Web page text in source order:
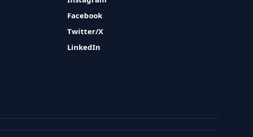
Facebook
Twitter/X
LinkedIn